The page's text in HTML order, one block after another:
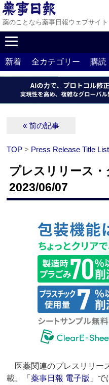
薬のことなら薬事日報ウェブサイト
新着 全カテゴリー 購読
« 前の記事
TOP > Press Release Title List
プレスリリース
2023/06/07
医薬関連のプレスリリー
載。「薬事日報 電子版 」